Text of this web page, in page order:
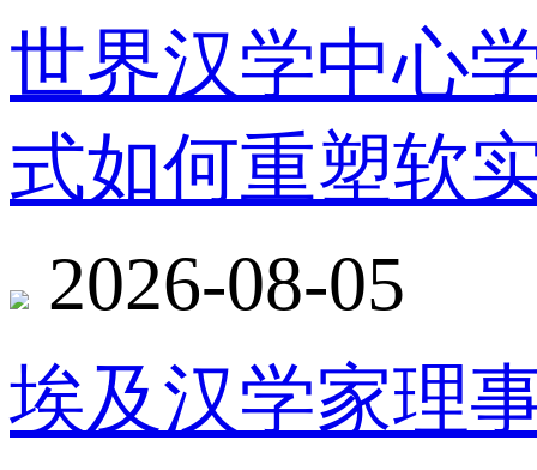
世界汉学中心
式如何重塑软
2026-08-05
埃及汉学家理